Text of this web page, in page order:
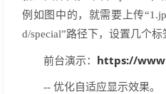
例如图中的，就需要上传
d/special”路径下，设置几个标
前台演示： https://
-- 优化自适应显示效果。